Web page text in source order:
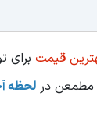
قیمت برای
در لحظه